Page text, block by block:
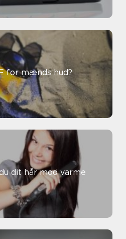
for mænds hud?
dit hår mod varme